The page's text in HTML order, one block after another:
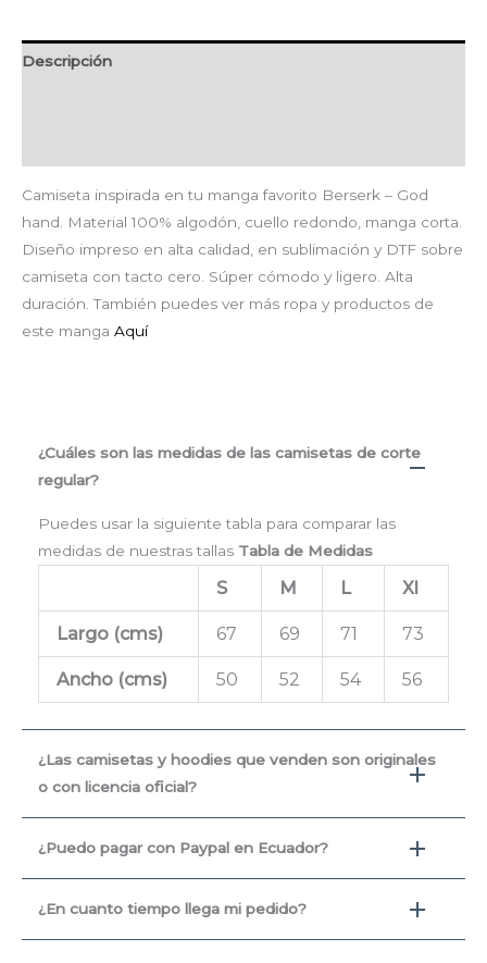
Descripción
Camiseta inspirada en tu manga favorito Berserk – God
hand. Material 100% algodón, cuello redondo, manga corta.
Diseño impreso en alta calidad, en sublimación y DTF sobre
camiseta con tacto cero. Súper cómodo y ligero. Alta
duración. También puedes ver más ropa y productos de
este manga Aquí
¿Cuáles son las medidas de las camisetas de corte
regular?
Puedes usar la siguiente tabla para comparar las
medidas de nuestras tallas Tabla de Medidas
S M L Xl
Largo (cms) 67 69 71 73
Ancho (cms) 50 52 54 56
¿Las camisetas y hoodies que venden son originales
o con licencia oficial?
¿Puedo pagar con Paypal en Ecuador?
¿En cuanto tiempo llega mi pedido?